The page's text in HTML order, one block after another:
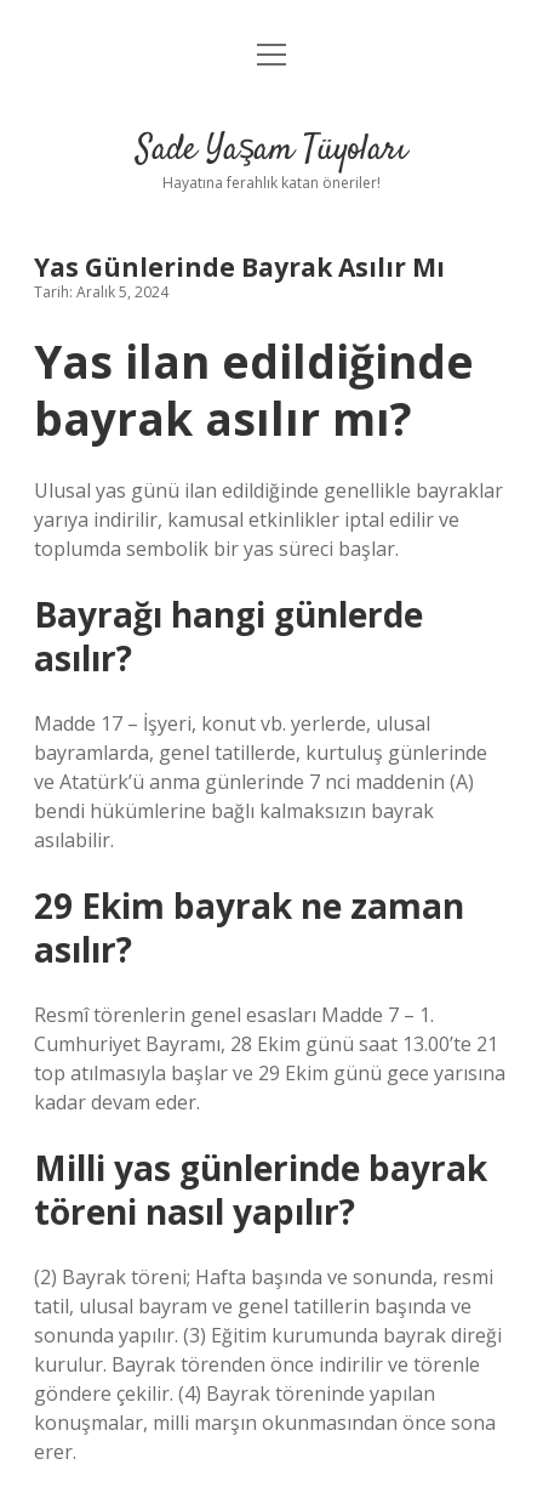
Anasayfa
Yasal Uyarı
menüyü
Sade Yaşam Tüyoları
Hayatına ferahlık katan öneriler!
Yas Günlerinde Bayrak Asılır Mı
Tarih: Aralık 5, 2024
Yas ilan edildiğinde
bayrak asılır mı?
Ulusal yas günü ilan edildiğinde genellikle bayraklar
yarıya indirilir, kamusal etkinlikler iptal edilir ve
toplumda sembolik bir yas süreci başlar.
Bayrağı hangi günlerde
asılır?
Madde 17 – İşyeri, konut vb. yerlerde, ulusal
bayramlarda, genel tatillerde, kurtuluş günlerinde
ve Atatürk’ü anma günlerinde 7 nci maddenin (A)
bendi hükümlerine bağlı kalmaksızın bayrak
asılabilir.
29 Ekim bayrak ne zaman
asılır?
Resmî törenlerin genel esasları Madde 7 – 1.
Cumhuriyet Bayramı, 28 Ekim günü saat 13.00’te 21
top atılmasıyla başlar ve 29 Ekim günü gece yarısına
kadar devam eder.
Milli yas günlerinde bayrak
töreni nasıl yapılır?
(2) Bayrak töreni; Hafta başında ve sonunda, resmi
tatil, ulusal bayram ve genel tatillerin başında ve
sonunda yapılır. (3) Eğitim kurumunda bayrak direği
kurulur. Bayrak törenden önce indirilir ve törenle
göndere çekilir. (4) Bayrak töreninde yapılan
konuşmalar, milli marşın okunmasından önce sona
erer.